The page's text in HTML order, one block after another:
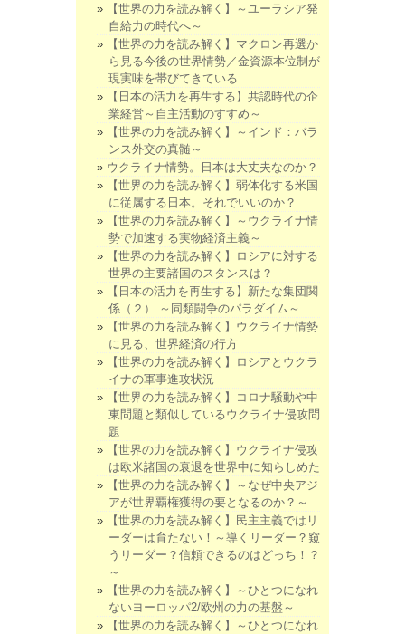
【世界の力を読み解く】～ユーラシア発
自給力の時代へ～
【世界の力を読み解く】マクロン再選か
ら見る今後の世界情勢／金資源本位制が
現実味を帯びてきている
【日本の活力を再生する】共認時代の企
業経営～自主活動のすすめ～
【世界の力を読み解く】～インド：バラ
ンス外交の真髄～
ウクライナ情勢。日本は大丈夫なのか？
【世界の力を読み解く】弱体化する米国
に従属する日本。それでいいのか？
【世界の力を読み解く】～ウクライナ情
勢で加速する実物経済主義～
【世界の力を読み解く】ロシアに対する
世界の主要諸国のスタンスは？
【日本の活力を再生する】新たな集団関
係（２） ～同類闘争のパラダイム～
【世界の力を読み解く】ウクライナ情勢
に見る、世界経済の行方
【世界の力を読み解く】ロシアとウクラ
イナの軍事進攻状況
【世界の力を読み解く】コロナ騒動や中
東問題と類似しているウクライナ侵攻問
題
【世界の力を読み解く】ウクライナ侵攻
は欧米諸国の衰退を世界中に知らしめた
【世界の力を読み解く】～なぜ中央アジ
アが世界覇権獲得の要となるのか？～
【世界の力を読み解く】民主主義ではリ
ーダーは育たない！～導くリーダー？窺
うリーダー？信頼できるのはどっち！？
～
【世界の力を読み解く】～ひとつになれ
ないヨーロッパ2/欧州の力の基盤～
【世界の力を読み解く】～ひとつになれ